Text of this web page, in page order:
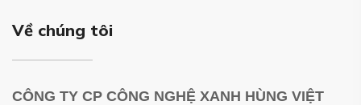
Về chúng tôi
CÔNG TY CP CÔNG NGHỆ XANH HÙNG VIỆT